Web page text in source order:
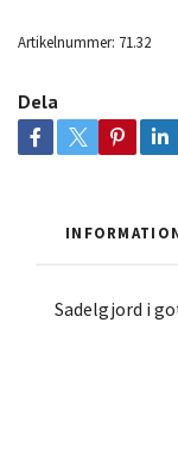
Artikelnummer: 71.32
Dela
Sadelgjord i